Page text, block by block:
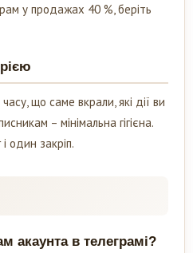
у продажах 40 %, беріть
що саме вкрали, які дії ви
– мінімальна гігієна.
один закріп.
акаунта в телеграмі?